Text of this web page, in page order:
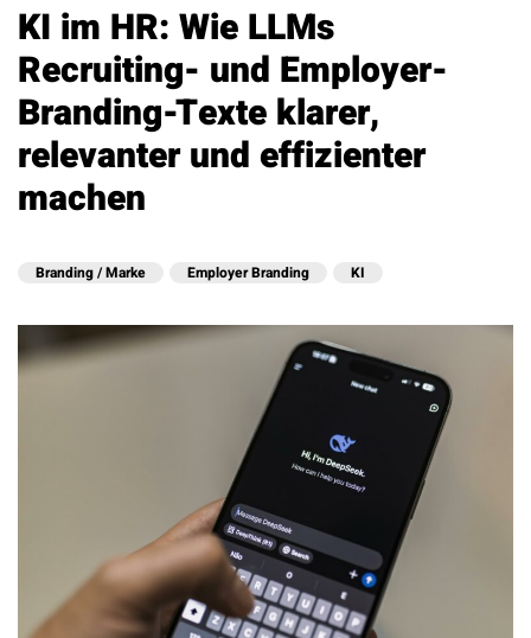
KI im HR: Wie LLMs
Recruiting- und Employer-
Branding-Texte klarer,
relevanter und effizienter
machen
Branding / Marke Employer Branding KI